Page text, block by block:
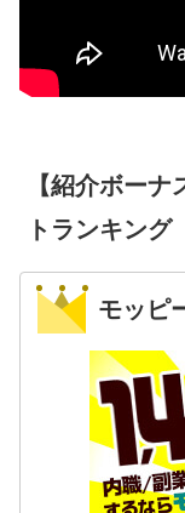
【紹介ボー
トランキング
モッピ